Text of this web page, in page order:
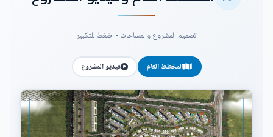
تصميم المشروع والمساحات - اضغط للتكبير
المخطط العام فيديو المشروع